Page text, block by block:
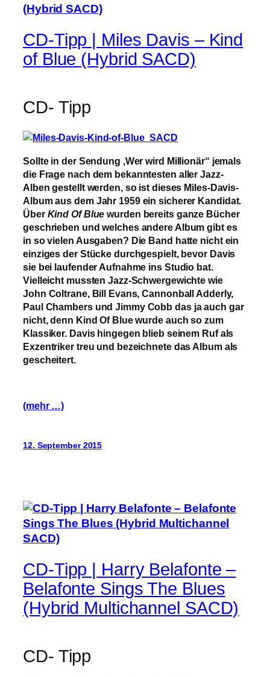
CD-Tipp | Miles Davis – Kind
of Blue (Hybrid SACD)
CD- Tipp
Sollte in der Sendung ‚Wer wird Millionär“ jemals
die Frage nach dem bekanntesten aller Jazz-
Alben gestellt werden, so ist dieses Miles-Davis-
Album aus dem Jahr 1959 ein sicherer Kandidat.
Über Kind Of Blue wurden bereits ganze Bücher
geschrieben und welches andere Album gibt es
in so vielen Ausgaben? Die Band hatte nicht ein
einziges der Stücke durchgespielt, bevor Davis
sie bei laufender Aufnahme ins Studio bat.
Vielleicht mussten Jazz-Schwergewichte wie
John Coltrane, Bill Evans, Cannonball Adderly,
Paul Chambers und Jimmy Cobb das ja auch gar
nicht, denn Kind Of Blue wurde auch so zum
Klassiker. Davis hingegen blieb seinem Ruf als
Exzentriker treu und bezeichnete das Album als
gescheitert.
(mehr …)
12. September 2015
CD-Tipp | Harry Belafonte –
Belafonte Sings The Blues
(Hybrid Multichannel SACD)
CD- Tipp